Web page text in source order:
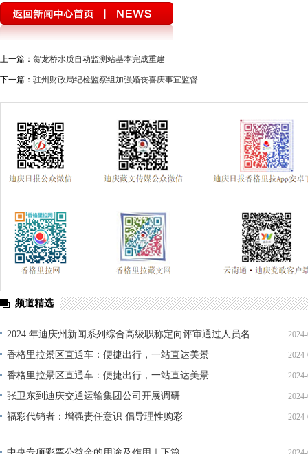
上一篇： 贺龙桥水质自动监测站基本完成重建
下一篇： 驻州财政局纪检监察组加强婚丧喜庆事宜监督
频道精选
2024 年迪庆州新闻系列综合高级职称定向评审通过人员名
单公示
香格里拉景区直通车：便捷出行，一站直达美景
香格里拉景区直通车：便捷出行，一站直达美景
张卫东到迪庆交通运输集团公司开展调研
福彩代销者：增强责任意识 倡导理性购彩